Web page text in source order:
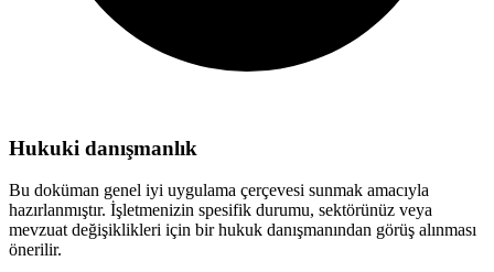
Hukuki danışmanlık
Bu doküman genel iyi uygulama çerçevesi sunmak amacıyla
hazırlanmıştır. İşletmenizin spesifik durumu, sektörünüz veya
mevzuat değişiklikleri için bir hukuk danışmanından görüş alınması
önerilir.